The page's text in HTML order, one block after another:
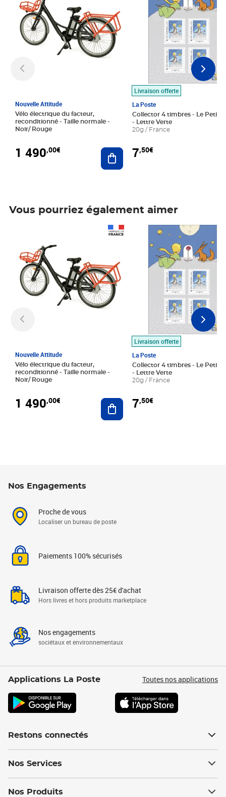
Nouvelle Attitude
Vélo électrique du facteur,
reconditionné - Taille normale -
Noir/ Rouge
1 490,00€ Ajouter au panier
Livraison offerte
La Poste
Collector 4 timbres - Le Petit
- Lettre Verte
20g / France
7,50€
Vous pourriez également aimer
Nouvelle Attitude
Vélo électrique du facteur,
reconditionné - Taille normale -
Noir/ Rouge
1 490,00€ Ajouter au panier
Livraison offerte
La Poste
Collector 4 timbres - Le Petit
- Lettre Verte
20g / France
7,50€
Prix 7,50€
Nos Engagements
Proche de vous
Localiser un bureau de poste
Paiements 100% sécurisés
Livraison offerte dès 25€ d'achat
Hors livres et hors produits marketplace
Nos engagements
sociétaux et environnementaux
Applications La Poste Toutes nos applications
Restons connectés
Nos Services
Nos Produits